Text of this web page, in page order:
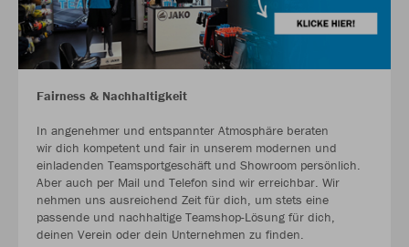
Fairness & Nachhaltigkeit
In angenehmer und entspannter Atmosphäre beraten
wir dich kompetent und fair in unserem modernen und
einladenden Teamsportgeschäft und Showroom persönlich.
Aber auch per Mail und Telefon sind wir erreichbar. Wir
nehmen uns ausreichend Zeit für dich, um stets eine
passende und nachhaltige Teamshop-Lösung für dich,
deinen Verein oder dein Unternehmen zu finden.